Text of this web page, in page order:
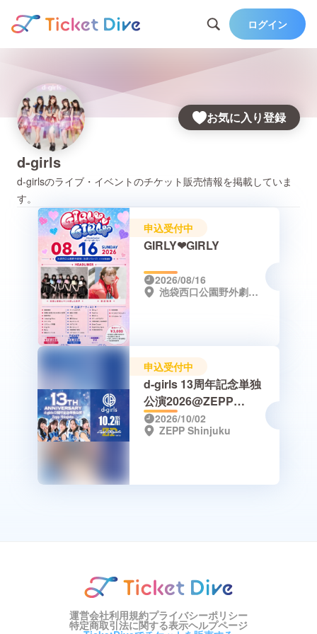
ログイン
お気に入り登録
d-girls
d-girlsのライブ・イベントのチケット販売情報を掲載していま
す。
申込受付中
GIRLY❤︎GIRLY
2026/08/16
池袋西口公園野外劇場/池袋リヴォイス
申込受付中
d-girls 13周年記念単独
公演2026@ZEPP
Shinjuku
2026/10/02
ZEPP Shinjuku
運営会社利用規約プライバシーポリシー
特定商取引法に関する表示ヘルプページ